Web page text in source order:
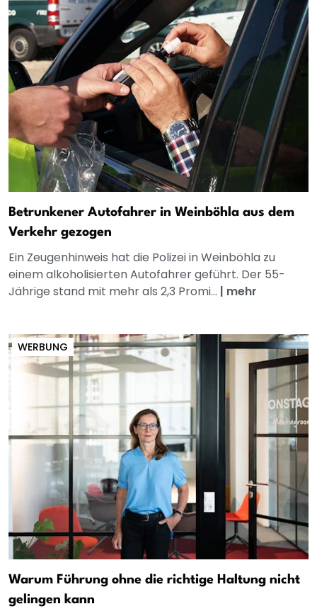
Betrunkener Autofahrer in Weinböhla aus dem
Verkehr gezogen
Ein Zeugenhinweis hat die Polizei in Weinböhla zu
einem alkoholisierten Autofahrer geführt. Der 55-
Jährige stand mit mehr als 2,3 Promi... | mehr
WERBUNG
Warum Führung ohne die richtige Haltung nicht
gelingen kann